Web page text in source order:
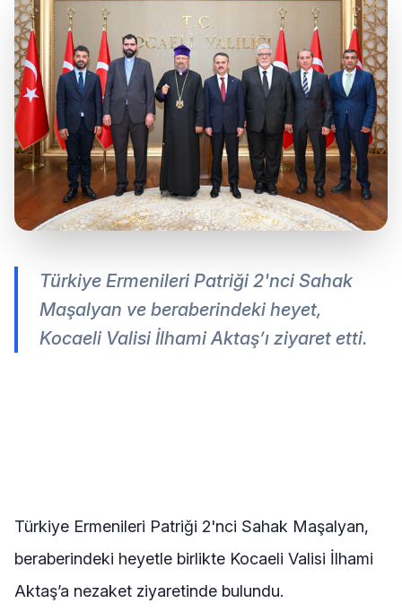
Türkiye Ermenileri Patriği 2'nci Sahak
Maşalyan ve beraberindeki heyet,
Kocaeli Valisi İlhami Aktaş’ı ziyaret etti.
Türkiye Ermenileri Patriği 2'nci Sahak Maşalyan,
beraberindeki heyetle birlikte Kocaeli Valisi İlhami
Aktaş’a nezaket ziyaretinde bulundu.